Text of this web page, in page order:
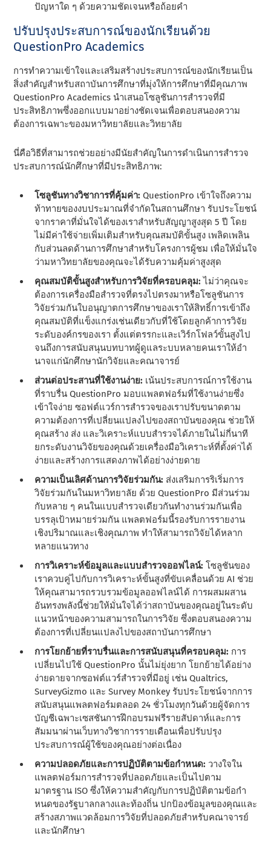
ปัญหาใด ๆ ด้วยความชัดเจนหรือถ้อยคํา
ปรับปรุงประสบการณ์ของนักเรียนด้วย
QuestionPro Academics
การทําความเข้าใจและเสริมสร้างประสบการณ์ของนักเรียนเป็น
สิ่งสําคัญสําหรับสถาบันการศึกษาที่มุ่งให้การศึกษาที่มีคุณภาพ
QuestionPro Academics นําเสนอโซลูชันการสํารวจที่มี
ประสิทธิภาพซึ่งออกแบบมาอย่างชัดเจนเพื่อตอบสนองความ
ต้องการเฉพาะของมหาวิทยาลัยและวิทยาลัย
นี่คือวิธีที่สามารถช่วยอย่างมีนัยสําคัญในการดําเนินการสํารวจ
ประสบการณ์นักศึกษาที่มีประสิทธิภาพ:
โซลูชันทางวิชาการที่คุ้มค่า: QuestionPro เข้าใจถึงความ
ท้าทายของงบประมาณที่จํากัดในสถานศึกษา รับประโยชน์
จากราคาที่มั่นใจได้ของเราสําหรับสัญญาสูงสุด 5 ปี โดย
ไม่มีค่าใช้จ่ายเพิ่มเติมสําหรับคุณสมบัติขั้นสูง เพลิดเพลิน
กับส่วนลดด้านการศึกษาสําหรับโครงการผู้ชม เพื่อให้มั่นใจ
ว่ามหาวิทยาลัยของคุณจะได้รับความคุ้มค่าสูงสุด
คุณสมบัติขั้นสูงสําหรับการวิจัยที่ครอบคลุม: ไม่ว่าคุณจะ
ต้องการเครื่องมือสํารวจที่ตรงไปตรงมาหรือโซลูชันการ
วิจัยร่วมกันใบอนุญาตการศึกษาของเราให้สิทธิ์การเข้าถึง
คุณสมบัติที่แข็งแกร่งเช่นเดียวกับที่ใช้โดยลูกค้าการวิจัย
ระดับองค์กรของเรา ตั้งแต่ตรรกะและเวิร์กโฟลว์ขั้นสูงไป
จนถึงการสนับสนุนบทบาทผู้ดูแลระบบหลายคนเราให้อํา
นาจแก่นักศึกษานักวิจัยและคณาจารย์
ส่วนต่อประสานที่ใช้งานง่าย: เน้นประสบการณ์การใช้งาน
ที่ราบรื่น QuestionPro มอบแพลตฟอร์มที่ใช้งานง่ายซึ่ง
เข้าใจง่าย ซอฟต์แวร์การสํารวจของเราปรับขนาดตาม
ความต้องการที่เปลี่ยนแปลงไปของสถาบันของคุณ ช่วยให้
คุณสร้าง ส่ง และวิเคราะห์แบบสํารวจได้ภายในไม่กี่นาที
ยกระดับงานวิจัยของคุณด้วยเครื่องมือวิเคราะห์ที่ตั้งค่าได้
ง่ายและสร้างการแสดงภาพได้อย่างง่ายดาย
ความเป็นเลิศด้านการวิจัยร่วมกัน: ส่งเสริมการริเริ่มการ
วิจัยร่วมกันในมหาวิทยาลัย ด้วย QuestionPro มีส่วนร่วม
กับหลาย ๆ คนในแบบสํารวจเดียวกันทํางานร่วมกันเพื่อ
บรรลุเป้าหมายร่วมกัน แพลตฟอร์มนี้รองรับการรายงาน
เชิงปริมาณและเชิงคุณภาพ ทําให้สามารถวิจัยได้หลาก
หลายแนวทาง
การวิเคราะห์ข้อมูลและแบบสํารวจออฟไลน์: โซลูชันของ
เราควบคู่ไปกับการวิเคราะห์ขั้นสูงที่ขับเคลื่อนด้วย AI ช่วย
ให้คุณสามารถรวบรวมข้อมูลออฟไลน์ได้ การผสมผสาน
อันทรงพลังนี้ช่วยให้มั่นใจได้ว่าสถาบันของคุณอยู่ในระดับ
แนวหน้าของความสามารถในการวิจัย ซึ่งตอบสนองความ
ต้องการที่เปลี่ยนแปลงไปของสถาบันการศึกษา
การโยกย้ายที่ราบรื่นและการสนับสนุนที่ครอบคลุม: การ
เปลี่ยนไปใช้ QuestionPro นั้นไม่ยุ่งยาก โยกย้ายได้อย่าง
ง่ายดายจากซอฟต์แวร์สํารวจที่มีอยู่ เช่น Qualtrics,
SurveyGizmo และ Survey Monkey รับประโยชน์จากการ
สนับสนุนแพลตฟอร์มตลอด 24 ชั่วโมงทุกวันด้วยผู้จัดการ
บัญชีเฉพาะเซสชันการฝึกอบรมฟรีรายสัปดาห์และการ
สัมมนาผ่านเว็บทางวิชาการรายเดือนเพื่อปรับปรุง
ประสบการณ์ผู้ใช้ของคุณอย่างต่อเนื่อง
ความปลอดภัยและการปฏิบัติตามข้อกําหนด: วางใจใน
แพลตฟอร์มการสํารวจที่ปลอดภัยและเป็นไปตาม
มาตรฐาน ISO ซึ่งให้ความสําคัญกับการปฏิบัติตามข้อกํา
หนดของรัฐบาลกลางและท้องถิ่น ปกป้องข้อมูลของคุณและ
สร้างสภาพแวดล้อมการวิจัยที่ปลอดภัยสําหรับคณาจารย์
และนักศึกษา